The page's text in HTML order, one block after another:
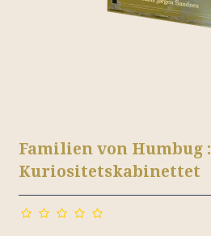
Familien von Humbug :
Kuriositetskabinettet